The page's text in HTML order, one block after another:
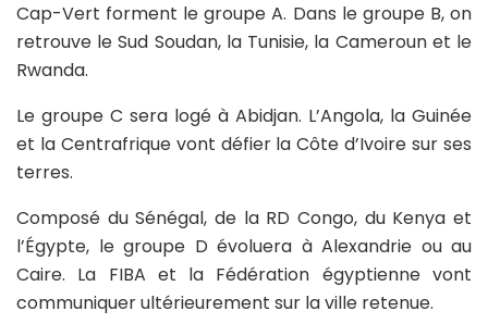
Cap-Vert forment le groupe A. Dans le groupe B, on
retrouve le Sud Soudan, la Tunisie, la Cameroun et le
Rwanda.
Le groupe C sera logé à Abidjan. L’Angola, la Guinée
et la Centrafrique vont défier la Côte d’Ivoire sur ses
terres.
Composé du Sénégal, de la RD Congo, du Kenya et
l’Égypte, le groupe D évoluera à Alexandrie ou au
Caire. La FIBA et la Fédération égyptienne vont
communiquer ultérieurement sur la ville retenue.